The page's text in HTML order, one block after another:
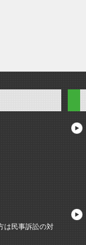
は民事訴訟の対